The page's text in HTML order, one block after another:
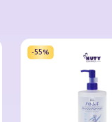
-55%